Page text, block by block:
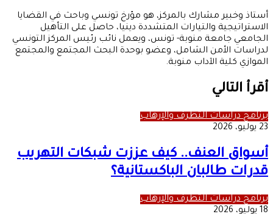
أستاذ وخبير مشارك بالمركز، هو مؤرخ تونسي وباحث في القضايا
الاستراتيجية والتيارات المتشددة دينيا، حاصل على التأهيل
الجامعي جامعة منوبة- تونس، ويعمل نائب رئيس المركز التونسي
لدراسات الأمن الشامل، وعضو بوحدة البحث المجتمع والمجتمع
الموازي كلية الآداب منوبة.
أقرأ التالي
برنامج دراسات التطرف والإرهاب
23 يوليو، 2026
أسواق العنف.. كيف عززت شبكات التهريب
قدرات طالبان الباكستانية؟
برنامج دراسات التطرف والإرهاب
18 يوليو، 2026